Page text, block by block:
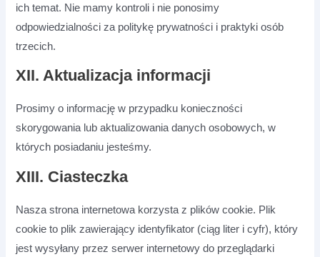
ich temat. Nie mamy kontroli i nie ponosimy
odpowiedzialności za politykę prywatności i praktyki osób
trzecich.
XII. Aktualizacja informacji
Prosimy o informację w przypadku konieczności
skorygowania lub aktualizowania danych osobowych, w
których posiadaniu jesteśmy.
XIII. Ciasteczka
Nasza strona internetowa korzysta z plików cookie. Plik
cookie to plik zawierający identyfikator (ciąg liter i cyfr), który
jest wysyłany przez serwer internetowy do przeglądarki